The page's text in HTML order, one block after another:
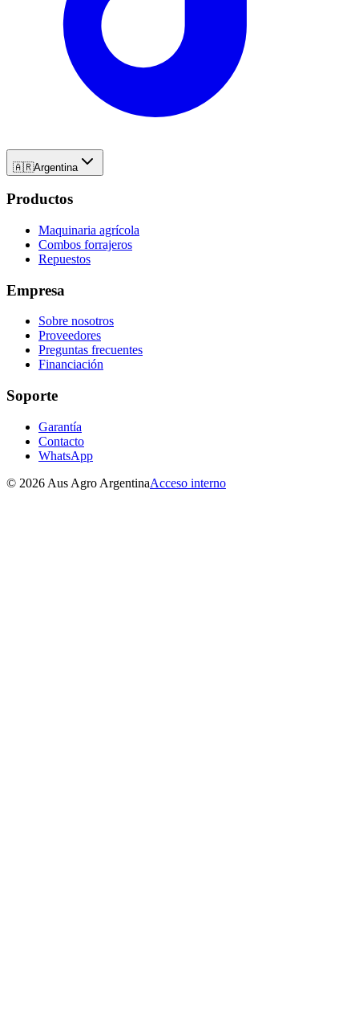
🇦🇷Argentina
Productos
Maquinaria agrícola
Combos forrajeros
Repuestos
Empresa
Sobre nosotros
Proveedores
Preguntas frecuentes
Financiación
Soporte
Garantía
Contacto
WhatsApp
© 2026 Aus Agro ArgentinaAcceso interno